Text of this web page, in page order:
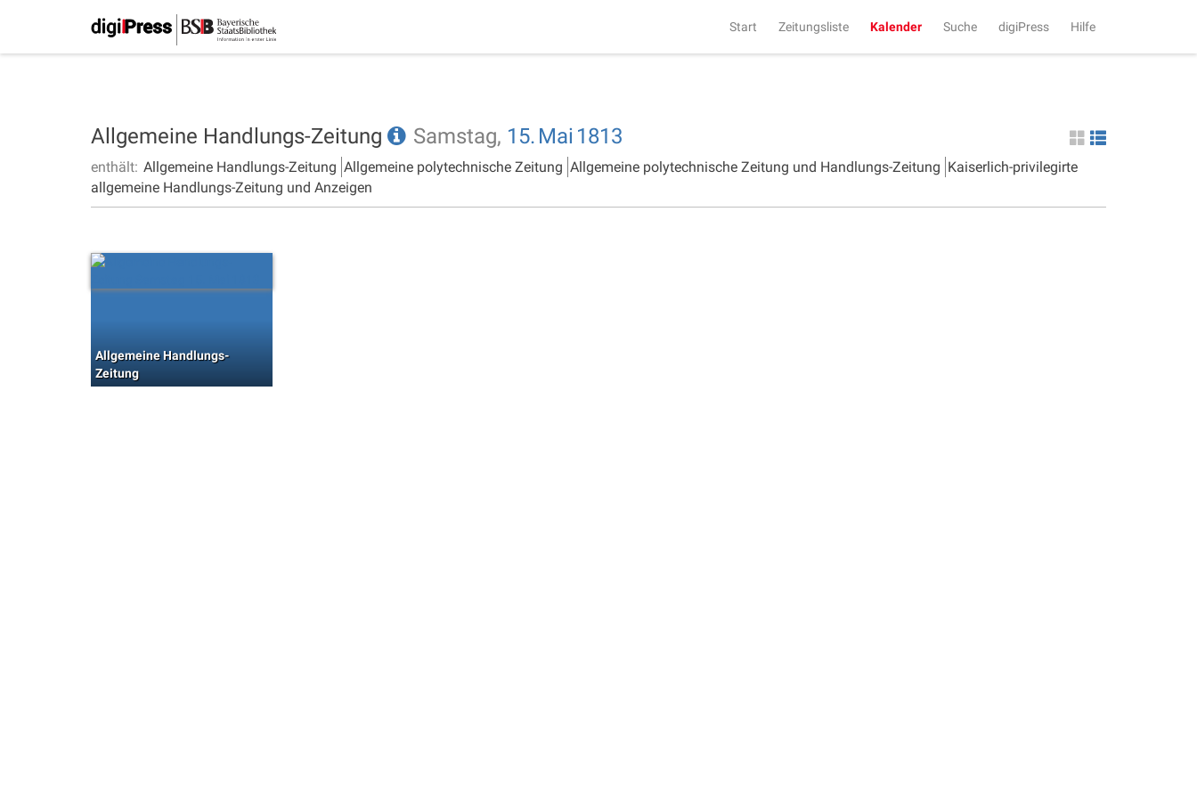
Start Zeitungsliste Kalender Suche digiPress Hilfe
Allgemeine Handlungs-Zeitung Samstag, 15. Mai 1813
enthält: Allgemeine Handlungs-Zeitung Allgemeine polytechnische Zeitung Allgemeine polytechnische Zeitung und Handlungs-Zeitung Kaiserlich-privilegirte
allgemeine Handlungs-Zeitung und Anzeigen
Allgemeine Handlungs-
Zeitung